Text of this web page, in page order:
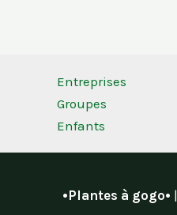
Entreprises
Groupes
Enfants
•Plantes à gogo•